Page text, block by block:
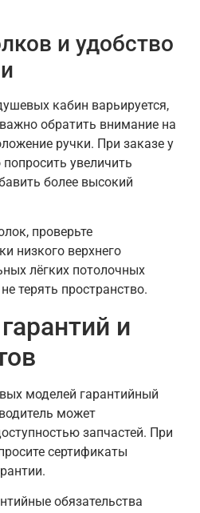
и удобство
кабин варьируется,
обратить внимание на
ручки. При заказе у
увеличить
более высокий
проверьте
низкого верхнего
лёгких потолочных
терять пространство.
и
моделей гарантийный
может
запчастей. При
сертификаты
обязательства